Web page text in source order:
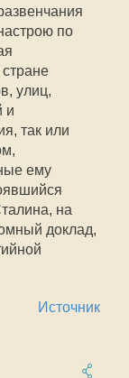
по
улиц,
и
так или
ему
на
доклад,
Источник